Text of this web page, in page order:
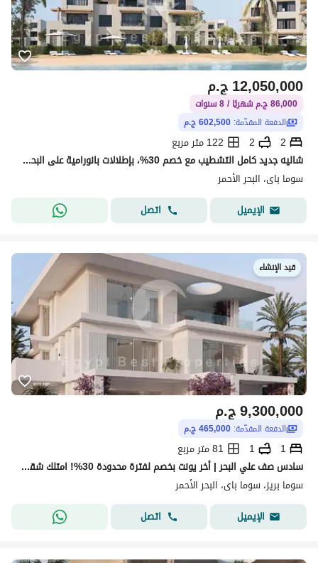
ج.م12,050,000
86,000 ج.م شهريًا / 8 سنوات
الدفعة المقدّمة: 602,500 ج.م
2
2
122 متر مربع
شاليه جديد كامل التشطيب مع خصم 30%، بإطلالات بانورامية على البحر والبحيرة - موقع متميز في سوما باي
سوما باى، البحر الأحمر
الإيميل
اتصل
قيد الإنشاء
ج.م9,300,000
الدفعة المقدّمة: 465,000 ج.م
1
1
81 متر مربع
سادس صف علي البحر | أخر يونت بخصم لفترة محدودة 30%! امتلك شقة غرفة نوم باطلاله علي وملعب الجولف في سوما باي | مقدم 5% فقط وتقسيط حتى 5 سنوات
سوما بريز، سوما باى، البحر الأحمر
الإيميل
اتصل